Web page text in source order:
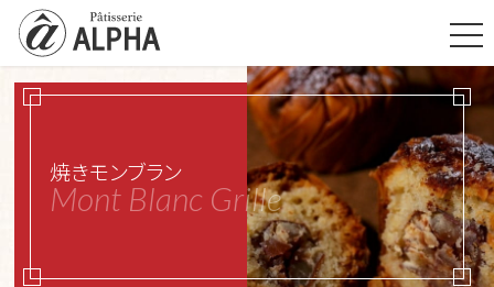
焼きモンブラン
Mont Blanc Grille
t
o
g
e
n
a
v
i
g
a
t
i
o
n